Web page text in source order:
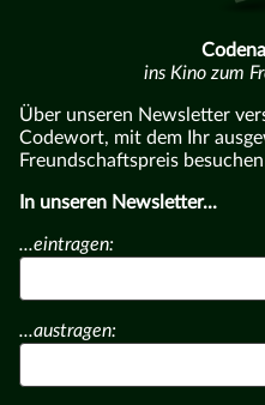
ins Kino zum
Über unseren Newsletter
Codewort, mit dem Ihr
Freundschaftspreis
In unseren Newsletter...
...eintragen:
...austragen: